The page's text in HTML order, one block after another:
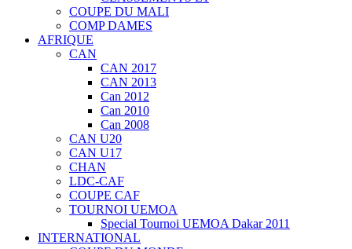
COUPE DU MALI
COMP DAMES
AFRIQUE
CAN
CAN 2017
CAN 2013
Can 2012
Can 2010
Can 2008
CAN U20
CAN U17
CHAN
LDC-CAF
COUPE CAF
TOURNOI UEMOA
Special Tournoi UEMOA Dakar 2011
INTERNATIONAL